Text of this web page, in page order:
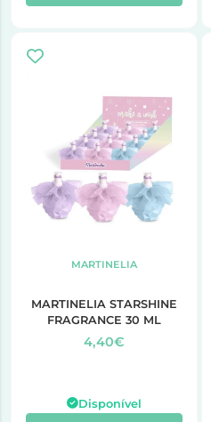
MARTINELIA
MARTINELIA STARSHINE
FRAGRANCE 30 ML
4,40€
Disponível